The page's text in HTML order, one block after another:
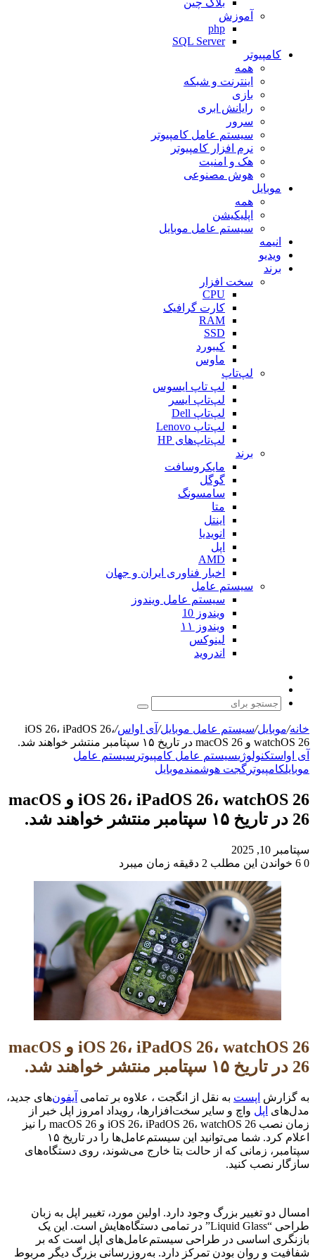
بلاک چین
آموزش
php
SQL Server
کامپیوتر
همه
اینترنت و شبکه
بازی
رایانش ابری
سرور
سیستم عامل کامپیوتر
نرم افزار کامپیوتر
هک و امنیت
هوش مصنوعی
موبایل
همه
اپلیکیشن
سیستم عامل موبایل
انیمه
ویدیو
برند
سخت افزار
CPU
کارت گرافیک
RAM
SSD
کیبورد
ماوس
لپ‌تاپ
لپ تاپ ایسوس
لپ‌تاپ ایسر
لپ‌تاپ Dell
لپ‌تاپ Lenovo
لپ‌تاپ‌های HP
برند
مایکروسافت
گوگل
سامسونگ
متا
اینتل
انویدیا
اپل
AMD
اخبار فناوری ایران و جهان
سیستم عامل
سیستم عامل ویندوز
ویندوز 10
ویندوز ۱۱
لینوکس
اندروید
پوسته
جستجو
برای
خانه/موبایل/سیستم عامل موبایل/ آی اواس/iOS 26، iPadOS 26،
watchOS 26 و macOS 26 در تاریخ ۱۵ سپتامبر منتشر خواهند شد.
آی اواستکنولوژیسیستم عامل کامپیوتر سیستم عامل
موبایلکامپیوتر گجت هوشمندموبایل
iOS 26، iPadOS 26، watchOS 26 و macOS
26 در تاریخ ۱۵ سپتامبر منتشر خواهند شد.
سپتامبر 10, 2025
0
خواندن این مطلب 2 دقیقه زمان میبرد
iOS 26، iPadOS 26، watchOS 26 و macOS
26 در تاریخ ۱۵ سپتامبر منتشر خواهند شد.
به گزارش اپست به نقل از انگجت ، علاوه بر تمامی آیفون‌های جدید،
مدل‌های اپل واچ و سایر سخت‌افزارها، رویداد امروز اپل خبر از
زمان نصب iOS 26، iPadOS 26، watchOS 26 و macOS 26 را نیز
اعلام کرد. شما می‌توانید این سیستم‌عامل‌ها را در تاریخ ۱۵
سپتامبر، زمانی که از حالت بتا خارج می‌شوند، روی دستگاه‌های
سازگار نصب کنید.
امسال دو تغییر بزرگ وجود دارد. اولین مورد، تغییر اپل به زبان
طراحی “Liquid Glass” در تمامی دستگاه‌هایش است. این یک
بازنگری اساسی در طراحی سیستم‌عامل‌های اپل است که بر
شفافیت و روان بودن تمرکز دارد. به‌روزرسانی بزرگ دیگر مربوط